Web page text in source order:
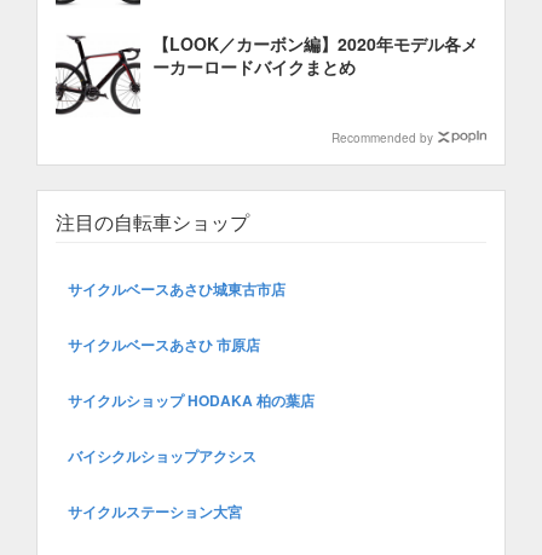
【LOOK／カーボン編】2020年モデル各メ
ーカーロードバイクまとめ
Recommended by
注目の自転車ショップ
サイクルベースあさひ城東古市店
サイクルベースあさひ 市原店
サイクルショップ HODAKA 柏の葉店
バイシクルショップアクシス
サイクルステーション大宮